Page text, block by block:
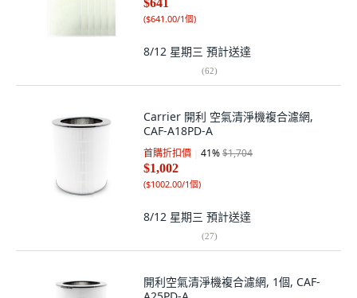
$641
($641.00/1個)
8/12 星期三 預計送達
(62)
Carrier 開利 空氣清淨機複合濾網,
CAF-A18PD-A
首購折扣價 41%$1,704
$1,002
($1002.00/1個)
8/12 星期三 預計送達
(27)
開利空氣清淨機複合濾網, 1個, CAF-